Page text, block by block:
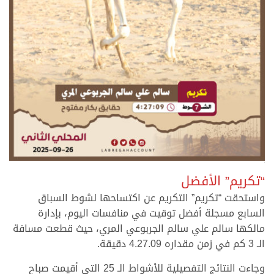
“تكريم” الأفضل
واستحقت “تكريم” التكريم عن اكتساحها لشوط السباق
السابع مسجلة أفضل توقيت في منافسات اليوم، بإدارة
مالكها سالم علي سالم الجربوعي المري، حيث قطعت مسافة
الـ 3 كم في زمن مقداره 4.27.09 دقيقة.
وجاءت النتائج التفصيلية للأشواط الـ 25 التي أقيمت صباح